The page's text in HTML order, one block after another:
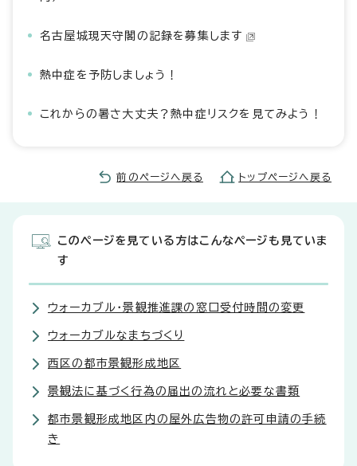
名古屋城現天守閣の記録を募集します
熱中症を予防しましょう！
これからの暑さ大丈夫？熱中症リスクを見てみよう！
前のページへ戻る トップページへ戻る
このページを見ている方はこんなページも見ていま
す
ウォーカブル・景観推進課の窓口受付時間の変更
ウォーカブルなまちづくり
西区の都市景観形成地区
景観法に基づく行為の届出の流れと必要な書類
都市景観形成地区内の屋外広告物の許可申請の手続
き